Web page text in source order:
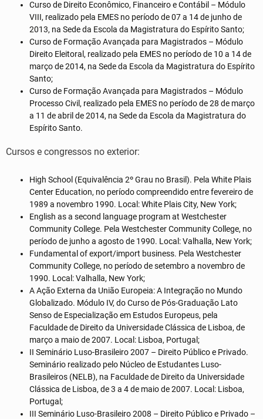
Curso de Direito Econômico, Financeiro e Contábil – Módulo
VIII, realizado pela EMES no período de 07 a 14 de junho de
2013, na Sede da Escola da Magistratura do Espírito Santo;
Curso de Formação Avançada para Magistrados – Módulo
Direito Eleitoral, realizado pela EMES no período de 10 a 14 de
março de 2014, na Sede da Escola da Magistratura do Espírito
Santo;
Curso de Formação Avançada para Magistrados – Módulo
Processo Civil, realizado pela EMES no período de 28 de março
a 11 de abril de 2014, na Sede da Escola da Magistratura do
Espírito Santo.
Cursos e congressos no exterior:
High School (Equivalência 2º Grau no Brasil). Pela White Plais
Center Education, no período compreendido entre fevereiro de
1989 a novembro 1990. Local: White Plais City, New York;
English as a second language program at Westchester
Community College. Pela Westchester Community College, no
período de junho a agosto de 1990. Local: Valhalla, New York;
Fundamental of export/import business. Pela Westchester
Community College, no período de setembro a novembro de
1990. Local: Valhalla, New York;
A Ação Externa da União Europeia: A Integração no Mundo
Globalizado. Módulo IV, do Curso de Pós-Graduação Lato
Senso de Especialização em Estudos Europeus, pela
Faculdade de Direito da Universidade Clássica de Lisboa, de
março a maio de 2007. Local: Lisboa, Portugal;
II Seminário Luso-Brasileiro 2007 – Direito Público e Privado.
Seminário realizado pelo Núcleo de Estudantes Luso-
Brasileiros (NELB), na Faculdade de Direito da Universidade
Clássica de Lisboa, de 3 a 4 de maio de 2007. Local: Lisboa,
Portugal;
III Seminário Luso-Brasileiro 2008 – Direito Público e Privado –